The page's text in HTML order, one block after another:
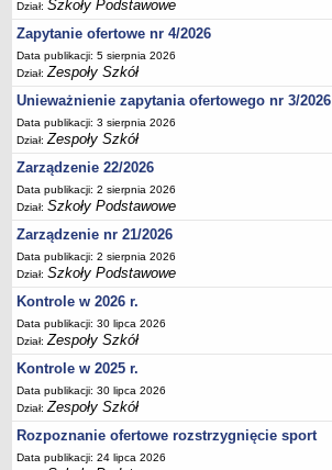
Ogłoszenie
Zarządzenia
Kontrole
Rejestry, ewidencje, archiwa
Sprawozdania
Deklaracja dostępności
PORADNIE PSYCHOLOGICZNO-PEDAGOGICZNE
Zespół Poradni
BIURO FINANSÓW OŚWIATY
Dane podstawowe
Statut
Majątek
Godziny dyżurów
Zarządzenia
Rejestry, ewidencje, archiwa
Kontrole
Dział:Szkoły Podstawowe
Zapytanie ofertowe nr 4/2026
Data publikacji: 5 sierpnia 2026
Dział:Zespoły Szkół
Unieważnienie zapytania ofertowego nr 3/2026
Data publikacji: 3 sierpnia 2026
Dział:Zespoły Szkół
Zarządzenie 22/2026
Data publikacji: 2 sierpnia 2026
Dział:Szkoły Podstawowe
Zarządzenie nr 21/2026
Data publikacji: 2 sierpnia 2026
Dział:Szkoły Podstawowe
Kontrole w 2026 r.
Data publikacji: 30 lipca 2026
Dział:Zespoły Szkół
Kontrole w 2025 r.
Data publikacji: 30 lipca 2026
Dział:Zespoły Szkół
Rozpoznanie ofertowe rozstrzygnięcie sport
Data publikacji: 24 lipca 2026